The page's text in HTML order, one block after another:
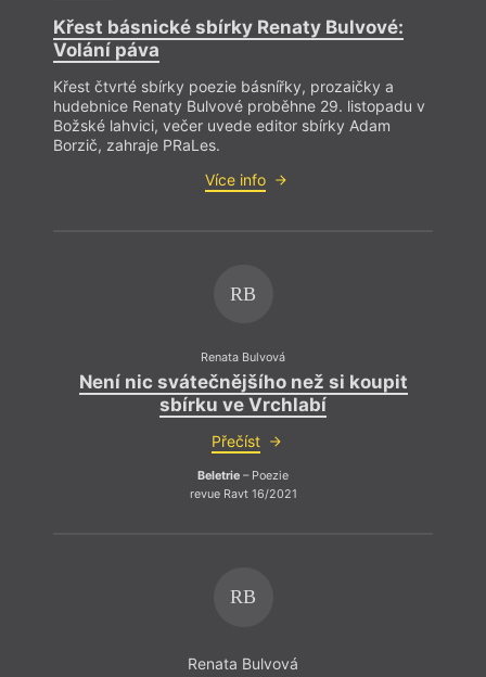
Křest básnické sbírky Renaty Bulvové:
Volání páva
Křest čtvrté sbírky poezie básnířky, prozaičky a
hudebnice Renaty Bulvové proběhne 29. listopadu v
Božské lahvici, večer uvede editor sbírky Adam
Borzič, zahraje PRaLes.
Více info
RB
Renata Bulvová
Není nic svátečnějšího než si koupit
sbírku ve Vrchlabí
Přečíst
Beletrie – Poezie
revue Ravt 16/2021
RB
Renata Bulvová